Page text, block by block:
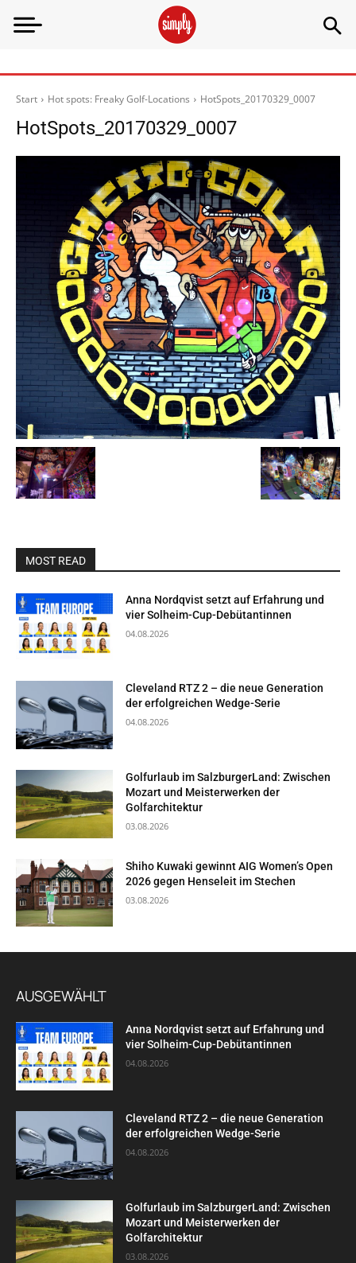
Start Hot spots: Freaky Golf-Locations HotSpots_20170329_0007
HotSpots_20170329_0007
MOST READ
Anna Nordqvist setzt auf Erfahrung und
vier Solheim-Cup-Debütantinnen
04.08.2026
Cleveland RTZ 2 – die neue Generation
der erfolgreichen Wedge-Serie
04.08.2026
Golfurlaub im SalzburgerLand: Zwischen
Mozart und Meisterwerken der
Golfarchitektur
03.08.2026
Shiho Kuwaki gewinnt AIG Women’s Open
2026 gegen Henseleit im Stechen
03.08.2026
AUSGEWÄHLT
Anna Nordqvist setzt auf Erfahrung und
vier Solheim-Cup-Debütantinnen
04.08.2026
Cleveland RTZ 2 – die neue Generation
der erfolgreichen Wedge-Serie
04.08.2026
Golfurlaub im SalzburgerLand: Zwischen
Mozart und Meisterwerken der
Golfarchitektur
03.08.2026